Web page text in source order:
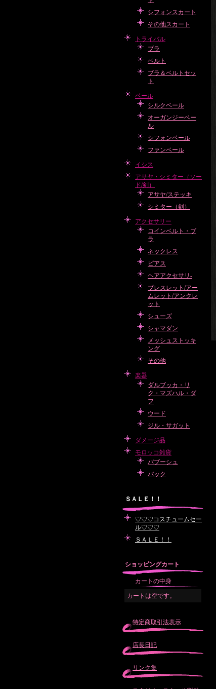
シフォンスカート
その他スカート
トライバル
ブラ
ベルト
ブラ＆ベルトセッ
ト
ベール
シルクベール
オーガンジーベー
ル
シフォンベール
ファンベール
イシス
アサヤ・シミター（ソー
ド/剣）
アサヤ/ステッキ
シミター（剣）
アクセサリー
コインベルト・ブ
ラ
ネックレス
ピアス
ヘアアクセサリ-
ブレスレット/アー
ムレット/アンクレ
ット
シューズ
シャマダン
メッシュストッキ
ング
その他
楽器
ダルブッカ・リ
ク・マズハル・ダ
フ
ウード
ジル・サガット
ダメージ品
モロッコ雑貨
バブーシュ
バック
ＳＡＬＥ！！
♡♡♡コスチュームセー
ル♡♡♡
ＳＡＬＥ！！
ショッピングカート
カートの中身
カートは空です。
特定商取引法表示
店長日記
リンク集